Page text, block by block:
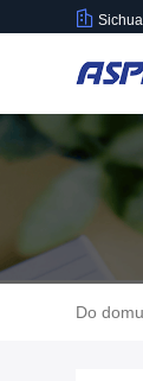
Do domu